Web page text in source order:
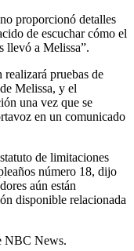
proporcionó detalles
de escuchar cómo el
llevó a Melissa”.
pruebas de
Melissa, y el
una vez que se
en un comunicado
de limitaciones
número 18, dijo
aún están
disponible relacionada
NBC News.